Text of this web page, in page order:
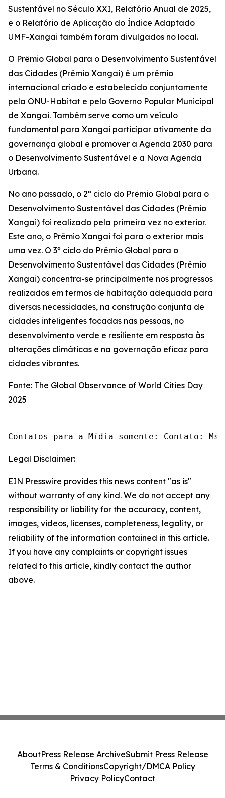
Sustentável no Século XXI, Relatório Anual de 2025,
e o Relatório de Aplicação do Índice Adaptado
UMF-Xangai também foram divulgados no local.
O Prêmio Global para o Desenvolvimento Sustentável
das Cidades (Prêmio Xangai) é um prêmio
internacional criado e estabelecido conjuntamente
pela ONU-Habitat e pelo Governo Popular Municipal
de Xangai. Também serve como um veículo
fundamental para Xangai participar ativamente da
governança global e promover a Agenda 2030 para
o Desenvolvimento Sustentável e a Nova Agenda
Urbana.
No ano passado, o 2º ciclo do Prêmio Global para o
Desenvolvimento Sustentável das Cidades (Prêmio
Xangai) foi realizado pela primeira vez no exterior.
Este ano, o Prêmio Xangai foi para o exterior mais
uma vez. O 3º ciclo do Prêmio Global para o
Desenvolvimento Sustentável das Cidades (Prêmio
Xangai) concentra-se principalmente nos progressos
realizados em termos de habitação adequada para
diversas necessidades, na construção conjunta de
cidades inteligentes focadas nas pessoas, no
desenvolvimento verde e resiliente em resposta às
alterações climáticas e na governação eficaz para
cidades vibrantes.
Fonte: The Global Observance of World Cities Day
2025
Contatos para a Mídia somente: Contato:
Legal Disclaimer:
EIN Presswire provides this news content "as is"
without warranty of any kind. We do not accept any
responsibility or liability for the accuracy, content,
images, videos, licenses, completeness, legality, or
reliability of the information contained in this article.
If you have any complaints or copyright issues
related to this article, kindly contact the author
above.
AboutPress Release ArchiveSubmit Press Release
Terms & ConditionsCopyright/DMCA Policy
Privacy PolicyContact